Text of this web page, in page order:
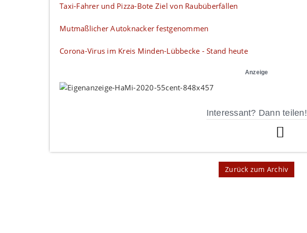
Taxi-Fahrer und Pizza-Bote Ziel von Raubüberfällen
Mutmaßlicher Autoknacker festgenommen
Corona-Virus im Kreis Minden-Lübbecke - Stand heute
Anzeige
Interessant? Dann teilen!
Zurück zum Archiv